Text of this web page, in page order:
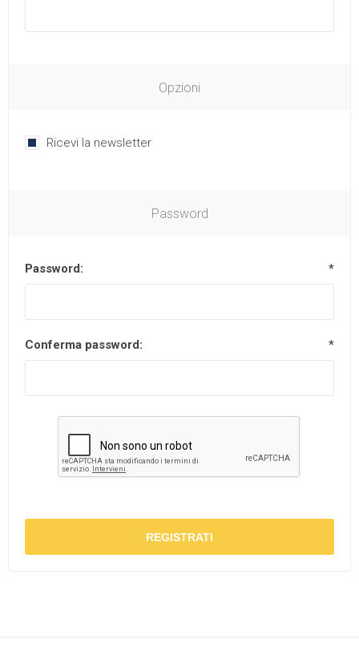
Opzioni
Ricevi la newsletter
Password
Password: *
Conferma password: *
REGISTRATI